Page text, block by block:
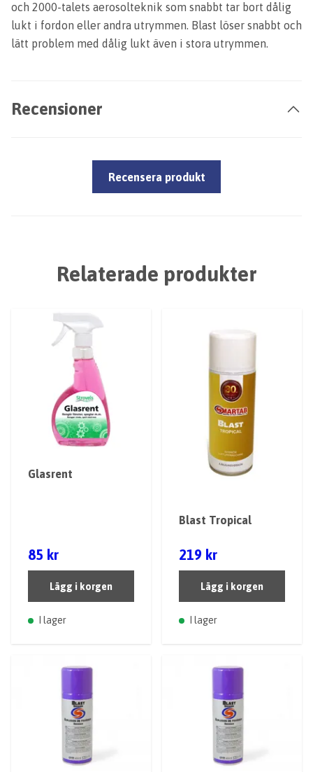
och 2000-talets aerosolteknik som snabbt tar bort dålig
lukt i fordon eller andra utrymmen. Blast löser snabbt och
lätt problem med dålig lukt även i stora utrymmen.
Recensioner
Recensera produkt
Relaterade produkter
Glasrent
85 kr
Lägg i korgen
I lager
Blast Tropical
219 kr
Lägg i korgen
I lager